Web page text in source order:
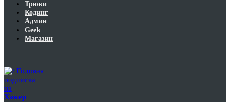
Трюки
Кодинг
Админ
Geek
Магазин
Годовая
подписка
на
Хакер